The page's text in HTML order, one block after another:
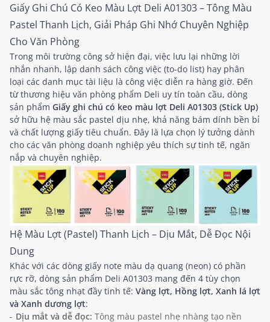
Giấy Ghi Chú Có Keo Màu Lợt Deli A01303 – Tông Màu
Pastel Thanh Lịch, Giải Pháp Ghi Nhớ Chuyên Nghiệp
Cho Văn Phòng
Trong môi trường công sở hiện đại, việc lưu lại những lời
nhắn nhanh, lập danh sách công việc (to-do list) hay phân
loại các danh mục tài liệu là công việc diễn ra hàng giờ. Đến
từ thương hiệu văn phòng phẩm Deli uy tín toàn cầu, dòng
sản phẩm Giấy ghi chú có keo màu lợt Deli A01303 (Stick Up)
sở hữu hệ màu sắc pastel dịu nhẹ, khả năng bám dính bền bỉ
và chất lượng giấy tiêu chuẩn. Đây là lựa chọn lý tưởng dành
cho các văn phòng doanh nghiệp yêu thích sự tinh tế, ngăn
nắp và chuyên nghiệp.
Hệ Màu Lợt (Pastel) Thanh Lịch – Dịu Mắt, Dễ Đọc Nội
Dung
Khác với các dòng giấy note màu dạ quang (neon) có phần
rực rỡ, dòng sản phẩm Deli A01303 mang đến 4 tùy chọn
màu sắc tông nhạt đầy tinh tế: Vàng lợt, Hồng lợt, Xanh lá lợt
và Xanh dương lợt:
Dịu mắt và dễ đọc: Tông màu pastel nhẹ nhàng tạo nền